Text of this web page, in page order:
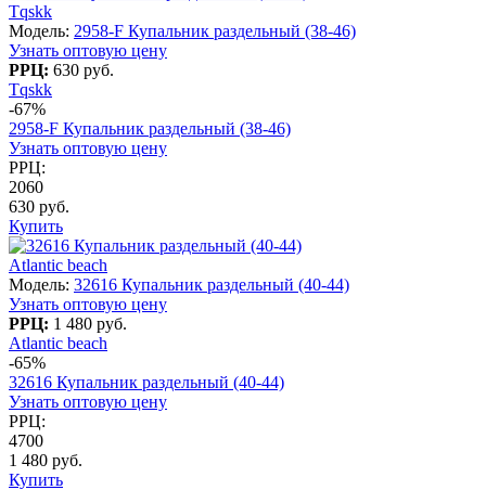
Tqskk
Модель: 2958-F Купальник раздельный (38-46)
Узнать оптовую цену
РРЦ: 630 руб.
Tqskk
-67%
2958-F Купальник раздельный (38-46)
Узнать оптовую цену
РРЦ:
2060
630 руб.
Купить
Atlantic beach
Модель: 32616 Купальник раздельный (40-44)
Узнать оптовую цену
РРЦ: 1 480 руб.
Atlantic beach
-65%
32616 Купальник раздельный (40-44)
Узнать оптовую цену
РРЦ:
4700
1 480 руб.
Купить